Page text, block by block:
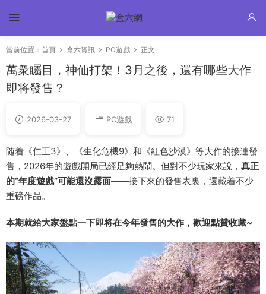
當前位置： 首頁 盒六資訊 PC遊戲 正文
萬衆矚目，神仙打架！3月之後，還有哪些大作
即将發售？
2026-03-27 PC遊戲 71
随着《仁王3》、《生化危機9》和《紅色沙漠》等大作的接連發
售，2026年的遊戲開局已經足夠熱鬧。但對不少玩家來說， 真正
的“年度遊戲”可能還沒露面——接下來的發售表裏，還藏着不少
重磅作品。
本期就給大家盤點一下即将在今年發售的大作，歡迎點贊收藏~